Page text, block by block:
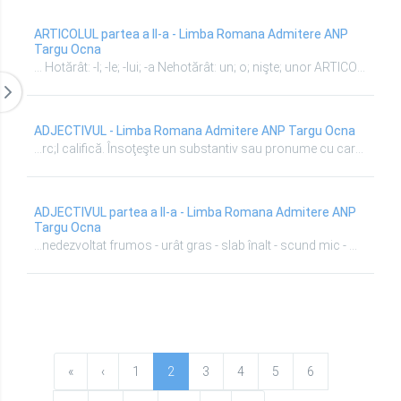
ARTICOLUL partea a II-a - Limba Romana Admitere ANP
Targu Ocna
ADJECTIVUL - Limba Romana Admitere ANP Targu Ocna
ADJECTIVUL partea a II-a - Limba Romana Admitere ANP
Targu Ocna
« ‹ 1 2 3 4 5 6